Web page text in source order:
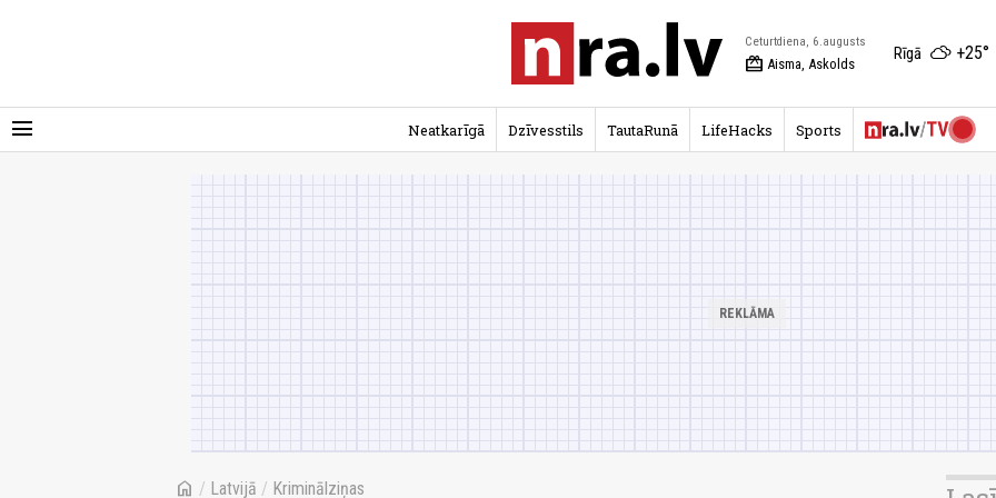
menu
Ceturtdiena, 6.augusts
redeem Aisma, Askolds
Rīgā +25°
Neatkarīgā Dzīvesstils TautaRunā LifeHacks Sports
home / Latvijā / Kriminālziņas